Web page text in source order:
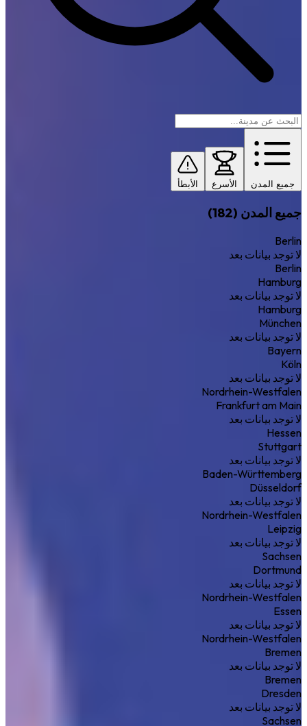
جميع المدن الأسرع الأبطأ
جميع المدن (182)
Berlin
لا توجد بيانات بعد
Berlin
Hamburg
لا توجد بيانات بعد
Hamburg
München
لا توجد بيانات بعد
Bayern
Köln
لا توجد بيانات بعد
Nordrhein-Westfalen
Frankfurt am Main
لا توجد بيانات بعد
Hessen
Stuttgart
لا توجد بيانات بعد
Baden-Württemberg
Düsseldorf
لا توجد بيانات بعد
Nordrhein-Westfalen
Leipzig
لا توجد بيانات بعد
Sachsen
Dortmund
لا توجد بيانات بعد
Nordrhein-Westfalen
Essen
لا توجد بيانات بعد
Nordrhein-Westfalen
Bremen
لا توجد بيانات بعد
Bremen
Dresden
لا توجد بيانات بعد
Sachsen